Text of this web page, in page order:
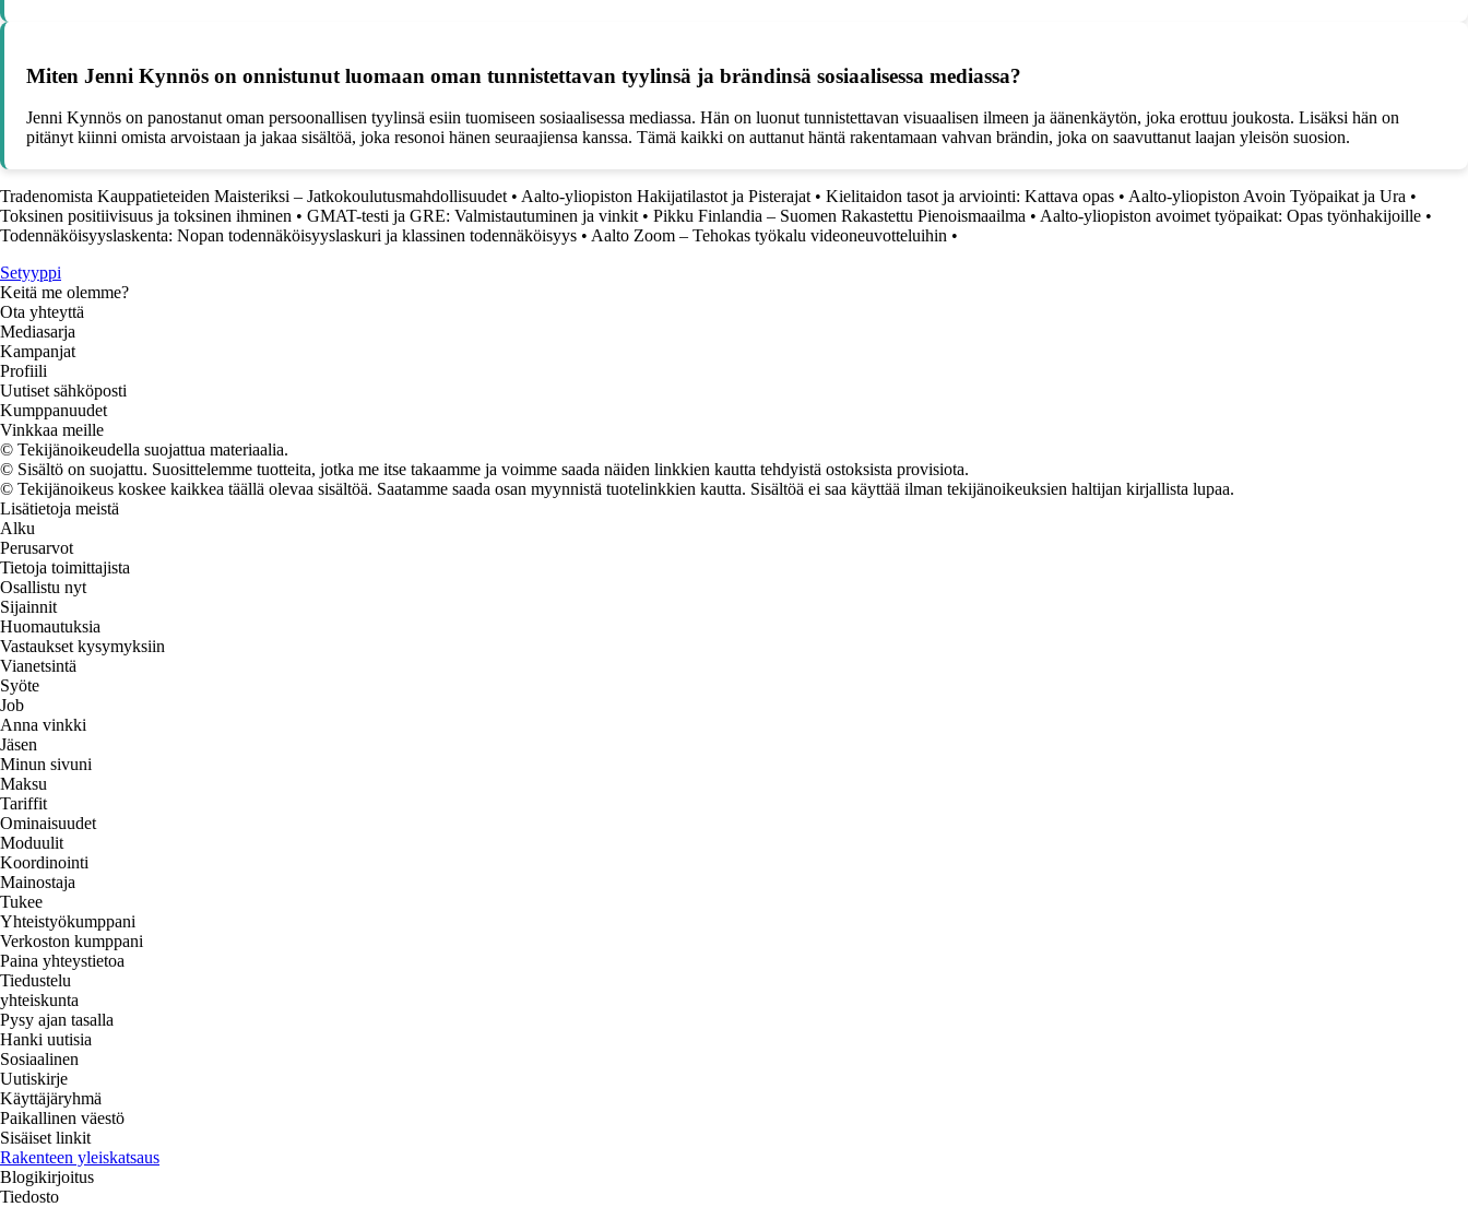
Miten Jenni Kynnös on onnistunut luomaan oman tunnistettavan tyylinsä ja brändinsä sosiaalisessa mediassa?
Jenni Kynnös on panostanut oman persoonallisen tyylinsä esiin tuomiseen sosiaalisessa mediassa. Hän on luonut tunnistettavan visuaalisen ilmeen ja äänenkäytön, joka erottuu joukosta. Lisäksi hän on
pitänyt kiinni omista arvoistaan ja jakaa sisältöä, joka resonoi hänen seuraajiensa kanssa. Tämä kaikki on auttanut häntä rakentamaan vahvan brändin, joka on saavuttanut laajan yleisön suosion.
Tradenomista Kauppatieteiden Maisteriksi – Jatkokoulutusmahdollisuudet • Aalto-yliopiston Hakijatilastot ja Pisterajat • Kielitaidon tasot ja arviointi: Kattava opas • Aalto-yliopiston Avoin Työpaikat ja Ura •
Toksinen positiivisuus ja toksinen ihminen • GMAT-testi ja GRE: Valmistautuminen ja vinkit • Pikku Finlandia – Suomen Rakastettu Pienoismaailma • Aalto-yliopiston avoimet työpaikat: Opas työnhakijoille •
Todennäköisyyslaskenta: Nopan todennäköisyyslaskuri ja klassinen todennäköisyys • Aalto Zoom – Tehokas työkalu videoneuvotteluihin •
Setyyppi
Keitä me olemme?
Ota yhteyttä
Mediasarja
Kampanjat
Profiili
Uutiset sähköposti
Kumppanuudet
Vinkkaa meille
© Tekijänoikeudella suojattua materiaalia.
© Sisältö on suojattu. Suosittelemme tuotteita, jotka me itse takaamme ja voimme saada näiden linkkien kautta tehdyistä ostoksista provisiota.
© Tekijänoikeus koskee kaikkea täällä olevaa sisältöä. Saatamme saada osan myynnistä tuotelinkkien kautta. Sisältöä ei saa käyttää ilman tekijänoikeuksien haltijan kirjallista lupaa.
Lisätietoja meistä
Alku
Perusarvot
Tietoja toimittajista
Osallistu nyt
Sijainnit
Huomautuksia
Vastaukset kysymyksiin
Vianetsintä
Syöte
Job
Anna vinkki
Jäsen
Minun sivuni
Maksu
Tariffit
Ominaisuudet
Moduulit
Koordinointi
Mainostaja
Tukee
Yhteistyökumppani
Verkoston kumppani
Paina yhteystietoa
Tiedustelu
yhteiskunta
Pysy ajan tasalla
Hanki uutisia
Sosiaalinen
Uutiskirje
Käyttäjäryhmä
Paikallinen väestö
Sisäiset linkit
Rakenteen yleiskatsaus
Blogikirjoitus
Tiedosto